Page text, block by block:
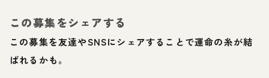
この募集をシェアする
この募集を友達やSNSにシェアすることで運命の糸が結
ばれるかも。